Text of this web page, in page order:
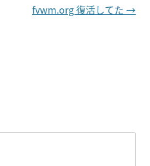
fvwm.org 復活してた →